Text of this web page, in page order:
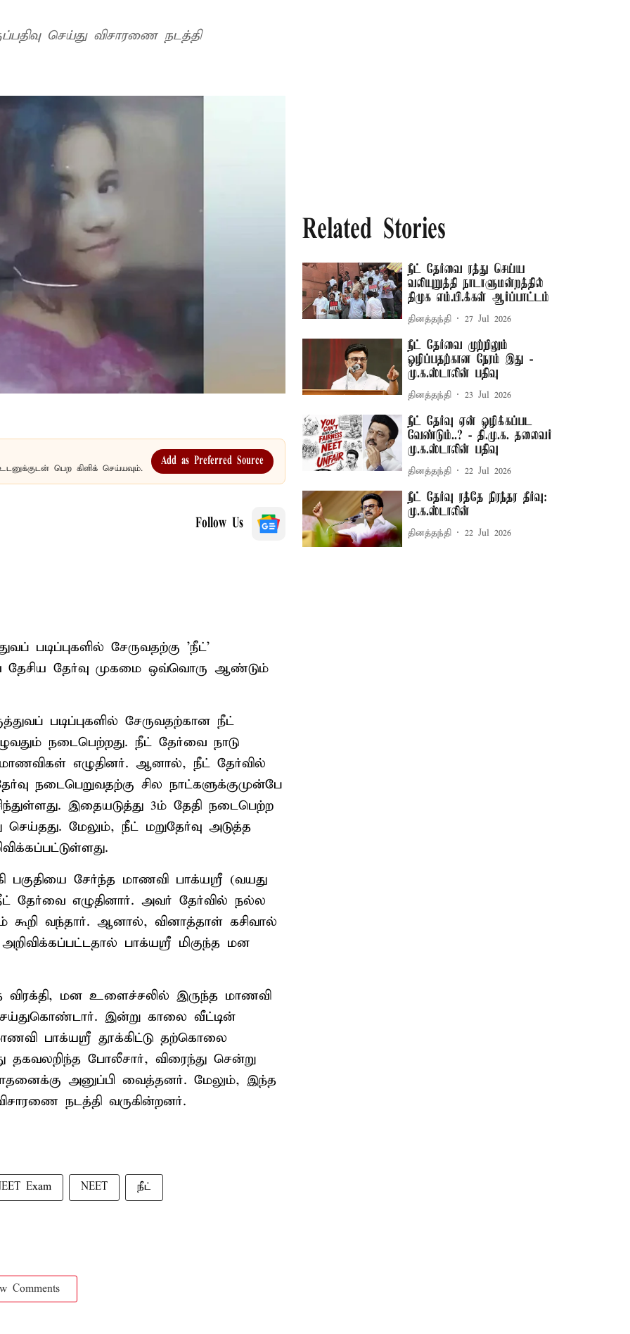
செய்து விசாரணை நடத்தி
பெற கிளிக் செய்யவும்.
Add as Preferred Source
Follow Us
படிப்புகளில் சேருவதற்கு 'நீட்'
தேசிய தேர்வு முகமை ஒவ்வொரு ஆண்டும்
படிப்புகளில் சேருவதற்கான நீட்
நடைபெற்றது. நீட் தேர்வை நாடு
எழுதினர். ஆனால், நீட் தேர்வில்
நடைபெறுவதற்கு சில நாட்களுக்குமுன்பே
இதையடுத்து 3ம் தேதி நடைபெற்ற
மேலும், நீட் மறுதேர்வு அடுத்த
பகுதியை சேர்ந்த மாணவி பாக்யஸ்ரீ (வயது
தேர்வை எழுதினார். அவர் தேர்வில் நல்ல
கூறி வந்தார். ஆனால், வினாத்தாள் கசிவால்
பாக்யஸ்ரீ மிகுந்த மன
விரக்தி, மன உளைச்சலில் இருந்த மாணவி
இன்று காலை வீட்டின்
பாக்யஸ்ரீ தூக்கிட்டு தற்கொலை
போலீசார், விரைந்து சென்று
அனுப்பி வைத்தனர். மேலும், இந்த
நடத்தி வருகின்றனர்.
Exam NEET நீட்
Comments
Related Stories
நீட் தேர்வை ரத்து செய்ய
வலியுறுத்தி நாடாளுமன்றத்தில்
திமுக எம்.பி.க்கள் ஆர்ப்பாட்டம்
தினத்தந்தி 27 Jul 2026
நீட் தேர்வை முற்றிலும்
ஒழிப்பதற்கான நேரம் இது -
மு.க.ஸ்டாலின் பதிவு
தினத்தந்தி 23 Jul 2026
நீட் தேர்வு ஏன் ஒழிக்கப்பட
வேண்டும்..? - தி.மு.க. தலைவர்
மு.க.ஸ்டாலின் பதிவு
தினத்தந்தி 22 Jul 2026
நீட் தேர்வு ரத்தே நிரந்தர தீர்வு:
மு.க.ஸ்டாலின்
தினத்தந்தி 22 Jul 2026